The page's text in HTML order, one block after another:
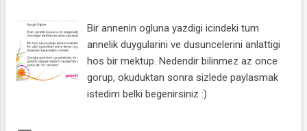
Bir annenin ogluna yazdigi icindeki tum
annelik duygularini ve dusuncelerini anlattigi
hos bir mektup. Nedendir bilinmez az once
gorup, okuduktan sonra sizlede paylasmak
istedim belki begenirsiniz :)